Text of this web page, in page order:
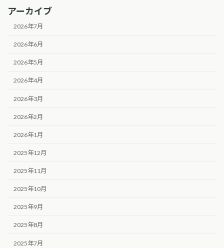
アーカイブ
2026年7月
2026年6月
2026年5月
2026年4月
2026年3月
2026年2月
2026年1月
2025年12月
2025年11月
2025年10月
2025年9月
2025年8月
2025年7月